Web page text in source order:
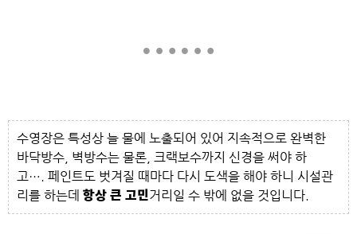
……
수영장은 특성상 늘 물에 노출되어 있어 지속적으로 완벽한
바닥방수, 벽방수는 물론, 크랙보수까지 신경을 써야 하
고…. 페인트도 벗겨질 때마다 다시 도색을 해야 하니 시설관
리를 하는데 항상 큰 고민거리일 수 밖에 없을 것입니다.